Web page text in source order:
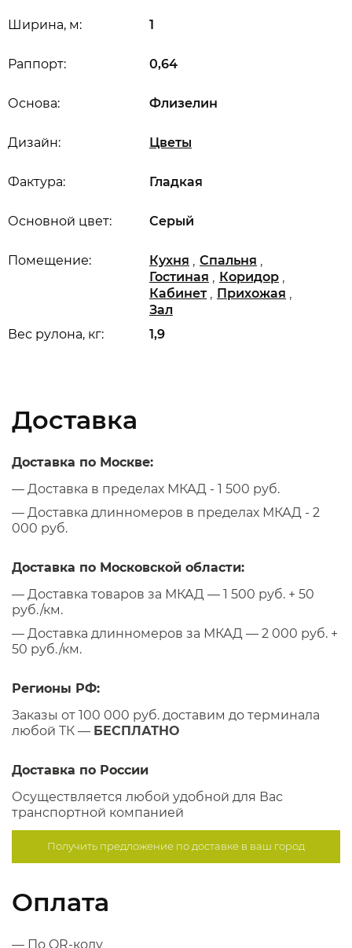
Ширина, м: 1
Вес рулона, кг: 1,9
Раппорт: 0,64
Основной цвет: Серый
Дизайн: Цветы
Основа: Флизелин
Помещение: Кухня , Спальня ,
Гостиная , Коридор ,
Кабинет , Прихожая ,
Зал
Фактура: Гладкая
Доставка
Доставка по Москве:
— Доставка в пределах МКАД - 1 500 руб.
— Доставка длинномеров в пределах МКАД - 2
000 руб.
Доставка по Московской области:
— Доставка товаров за МКАД — 1 500 руб. + 50
руб./км.
— Доставка длинномеров за МКАД — 2 000 руб. +
50 руб./км.
Регионы РФ:
Заказы от 100 000 руб. доставим до терминала
любой ТК — БЕСПЛАТНО
Доставка по России
Осуществляется любой удобной для Вас
транспортной компанией
Получить предложение подоставке в ваш город
Оплата
— По QR-коду